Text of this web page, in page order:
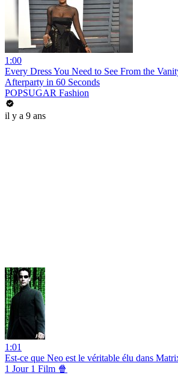
1:00
Every Dress You Need to See From the
Afterparty in 60 Seconds
POPSUGAR Fashion
il y a 9 ans
1:01
Est-ce que Neo est le véritable élu dans
1 Jour 1 Film 🍿